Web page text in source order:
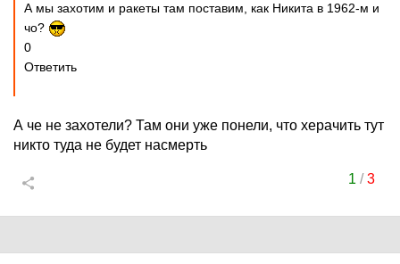
А мы захотим и ракеты там поставим, как Никита в 1962-м и
чо?
0
Ответить
А че не захотели? Там они уже понели, что херачить тут
никто туда не будет насмерть
1 /3